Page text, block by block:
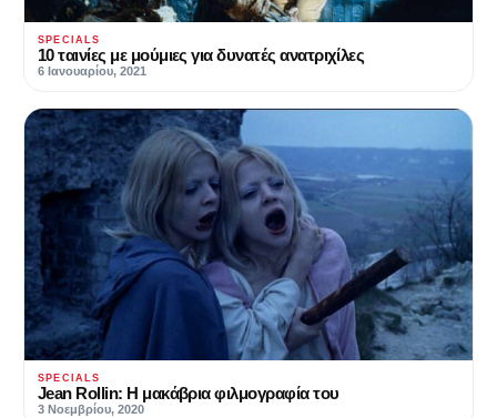
SPECIALS
10 ταινίες με μούμιες για δυνατές ανατριχίλες
6 Ιανουαρίου, 2021
SPECIALS
Jean Rollin: Η μακάβρια φιλμογραφία του
3 Νοεμβρίου, 2020